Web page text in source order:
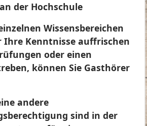
der Hochschule
Wissensbereichen
Ihre Kenntnisse auffrischen
oder einen
können Sie Gasthörer
andere
sind in der